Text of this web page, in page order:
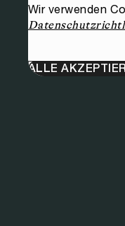
Wir verwenden
ALLE